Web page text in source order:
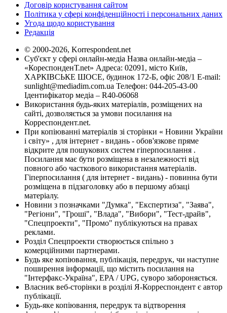
Договір користування сайтом
Політика у сфері конфіденційності і персональних даних
Угода щодо користування
Редакція
© 2000-2026, Korrespondent.net
Суб'єкт у сфері онлайн-медіа Назва онлайн-медіа –
«КореспонденТ.net» Адреса: 02091, місто Київ,
ХАРКІВСЬКЕ ШОСЕ, будинок 172-Б, офіс 208/1 E-mail:
sunlight@mediadim.com.ua Телефон: 044-205-43-00
Ідентифікатор медіа – R40-06068
Використання будь-яких матеріалів, розміщених на
сайті, дозволяється за умови посилання на
Корреспондент.net.
При копіюванні матеріалів зі сторінки « Новини України
і світу» , для інтернет - видань - обов'язкове пряме
відкрите для пошукових систем гіперпосилання .
Посилання має бути розміщена в незалежності від
повного або часткового використання матеріалів.
Гіперпосилання ( для інтернет - видань) - повинна бути
розміщена в підзаголовку або в першому абзаці
матеріалу.
Новини з позначками "Думка", "Експертиза", "Заява",
"Регіони", "Гроші", "Влада", "Вибори", "Тест-драйв",
"Спецпроекти", "Промо" публікуються на правах
реклами.
Розділ Спецпроекти створюється спільно з
комерційними партнерами.
Будь яке копіювання, публікація, передрук, чи наступне
поширення інформації, що містить посилання на
"Інтерфакс-Україна", EPA / UPG, суворо забороняється.
Власник веб-сторінки в розділі Я-Корреспондент є автор
публікації.
Будь-яке копіювання, передрук та відтворення